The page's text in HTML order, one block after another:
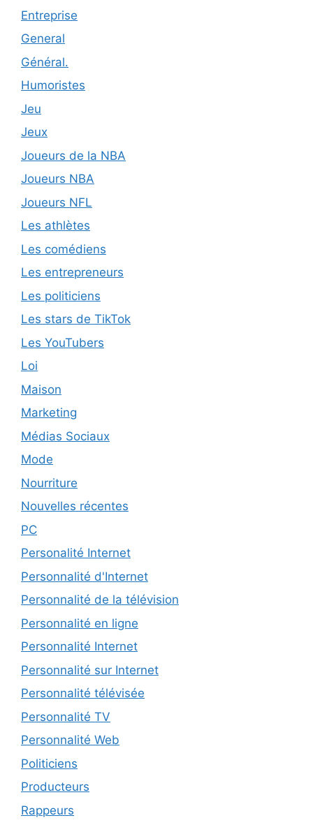
Entreprise
General
Général.
Humoristes
Jeu
Jeux
Joueurs de la NBA
Joueurs NBA
Joueurs NFL
Les athlètes
Les comédiens
Les entrepreneurs
Les politiciens
Les stars de TikTok
Les YouTubers
Loi
Maison
Marketing
Médias Sociaux
Mode
Nourriture
Nouvelles récentes
PC
Personalité Internet
Personnalité d'Internet
Personnalité de la télévision
Personnalité en ligne
Personnalité Internet
Personnalité sur Internet
Personnalité télévisée
Personnalité TV
Personnalité Web
Politiciens
Producteurs
Rappeurs